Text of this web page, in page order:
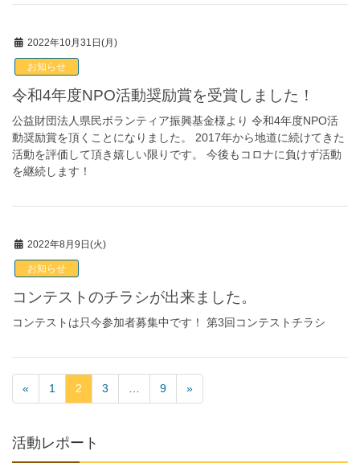
2022年10月31日(月)
お知らせ
令和4年度NPO活動奨励賞を受賞しました！
公益財団法人県民ボランティア振興基金様より 令和4年度NPO活
動奨励賞を頂くことになりました。 2017年から地道に続けてきた
活動を評価して頂き嬉しい限りです。 今後もコロナに負けず活動
を継続します！
2022年8月9日(火)
お知らせ
コンテストのチラシが出来ました。
コンテストは只今参加者募集中です！ 第3回コンテストチラシ
« 1 2 3 9 »
活動レポート